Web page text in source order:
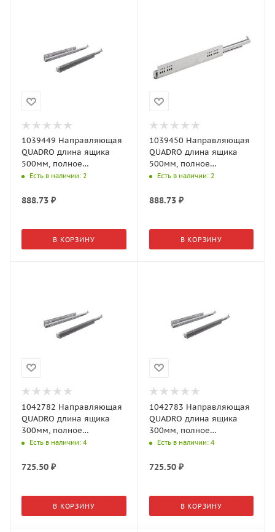
1039449 Направляющая
QUADRO длина ящика
500мм, полное
выдвижение,
(Хеттих)
Есть в наличии: 2
888.73 ₽
В КОРЗИНУ
1039450 Направляющая
QUADRO длина ящика
500мм, полное
выдвижение,
(Хеттих)
Есть в наличии: 2
888.73₽
В КОРЗИНУ
1042782 Направляющая
QUADRO длина ящика
300мм, полное
выдвижение,
(Хеттих)
Есть в наличии: 4
725.50 ₽
В КОРЗИНУ
1042783 Направляющая
QUADRO длина ящика
300мм, полное
выдвижение,
(Хеттих)
Есть в наличии: 4
725.50₽
В КОРЗИНУ